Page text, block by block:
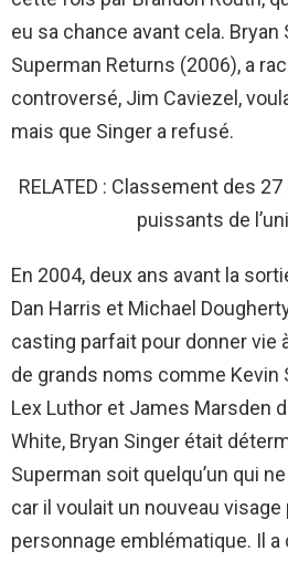
eu sa chance avant cela. Bryan
Superman Returns (2006), a
controversé, Jim Caviezel,
mais que Singer a refusé.
RELATED : Classement des
puissants de
En 2004, deux ans avant la
Dan Harris et Michael
casting parfait pour donner vie
de grands noms comme Kevin
Lex Luthor et James Marsden
White, Bryan Singer était
Superman soit quelqu’un qui
car il voulait un nouveau
personnage emblématique. Il a